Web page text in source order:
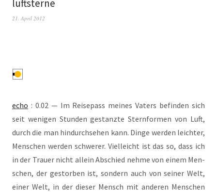
luftsterne
21. April 2012
echo : 0.02 — Im Rei­se­pass mei­nes Vaters befin­den sich
seit weni­gen Stun­den gestanz­te Stern­for­men von Luft,
durch die man hin­durch­se­hen kann. Din­ge wer­den leich­ter,
Men­schen wer­den schwe­rer. Viel­leicht ist das so, dass ich
in der Trau­er nicht allein Abschied neh­me von einem Men­
schen, der gestor­ben ist, son­dern auch von sei­ner Welt,
einer Welt, in der die­ser Mensch mit ande­ren Men­schen